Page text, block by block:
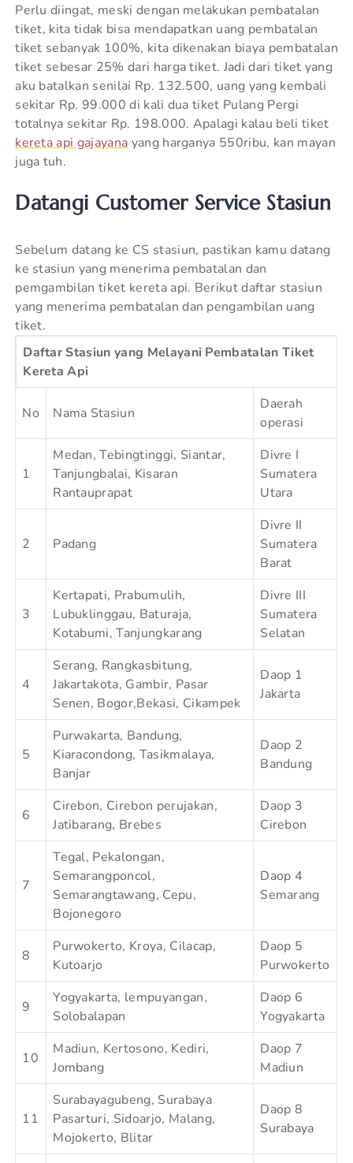
Perlu diingat, meski dengan melakukan pembatalan
tiket, kita tidak bisa mendapatkan uang pembatalan
tiket sebanyak 100%, kita dikenakan biaya pembatalan
tiket sebesar 25% dari harga tiket. Jadi dari tiket yang
aku batalkan senilai Rp. 132.500, uang yang kembali
sekitar Rp. 99.000 di kali dua tiket Pulang Pergi
totalnya sekitar Rp. 198.000. Apalagi kalau beli tiket
kereta api gajayana yang harganya 550ribu, kan mayan
juga tuh.
Datangi Customer Service Stasiun
Sebelum datang ke CS stasiun, pastikan kamu datang
ke stasiun yang menerima pembatalan dan
pemgambilan tiket kereta api. Berikut daftar stasiun
yang menerima pembatalan dan pengambilan uang
tiket.
Daftar Stasiun yang Melayani Pembatalan Tiket
Kereta Api
No Nama Stasiun
Daerah
operasi
1
Medan, Tebingtinggi, Siantar,
Tanjungbalai, Kisaran
Rantauprapat
Divre I
Sumatera
Utara
2 Padang
Divre II
Sumatera
Barat
3
Kertapati, Prabumulih,
Lubuklinggau, Baturaja,
Kotabumi, Tanjungkarang
Divre III
Sumatera
Selatan
4
Serang, Rangkasbitung,
Jakartakota, Gambir, Pasar
Senen, Bogor,Bekasi, Cikampek
Daop 1
Jakarta
5
Purwakarta, Bandung,
Kiaracondong, Tasikmalaya,
Banjar
Daop 2
Bandung
6
Cirebon, Cirebon perujakan,
Jatibarang, Brebes
Daop 3
Cirebon
7
Tegal, Pekalongan,
Semarangponcol,
Semarangtawang, Cepu,
Bojonegoro
Daop 4
Semarang
8
Purwokerto, Kroya, Cilacap,
Kutoarjo
Daop 5
Purwokerto
9
Yogyakarta, lempuyangan,
Solobalapan
Daop 6
Yogyakarta
10
Madiun, Kertosono, Kediri,
Jombang
Daop 7
Madiun
11
Surabayagubeng, Surabaya
Pasarturi, Sidoarjo, Malang,
Mojokerto, Blitar
Daop 8
Surabaya